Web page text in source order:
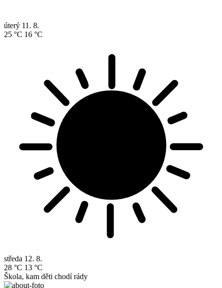
úterý 11. 8.
25 °C 16 °C
středa 12. 8.
28 °C 13 °C
Škola, kam děti chodí rády